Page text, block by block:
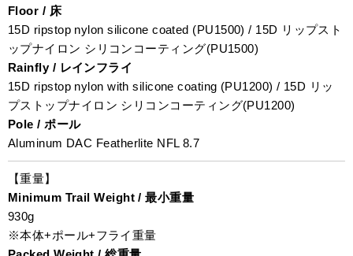
Floor / 床
15D ripstop nylon silicone coated (PU1500) / 15D リップスト
ップナイロン シリコンコーティング(PU1500)
Rainfly / レインフライ
15D ripstop nylon with silicone coating (PU1200) / 15D リッ
プストップナイロン シリコンコーティング(PU1200)
Pole / ポール
Aluminum DAC Featherlite NFL 8.7
【重量】
Minimum Trail Weight / 最小重量
930g
※本体+ポール+フライ重量